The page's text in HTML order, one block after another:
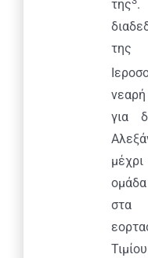
της .
της
για
στα